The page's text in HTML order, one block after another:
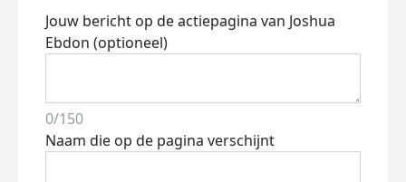
Jouw bericht op de actiepagina van Joshua
Ebdon (optioneel)
0/150
Naam die op de pagina verschijnt